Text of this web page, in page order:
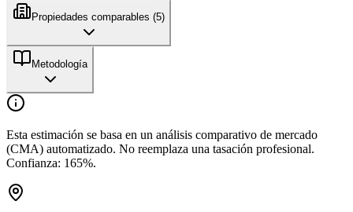
Propiedades comparables (5)
Metodología
Esta estimación se basa en un análisis comparativo de mercado
(CMA) automatizado. No reemplaza una tasación profesional.
Confianza: 165%.